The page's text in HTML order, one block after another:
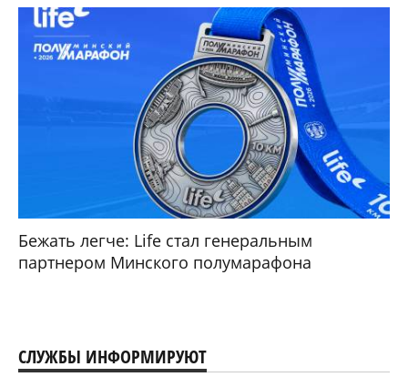
Бежать легче: Life стал генеральным
партнером Минского полумарафона
СЛУЖБЫ ИНФОРМИРУЮТ